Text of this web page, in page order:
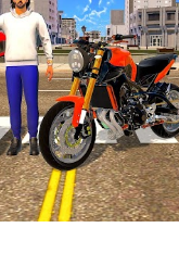
讓你輕鬆記錄下一
友分享或製作影片
和玩Indian Bike:
戲中，您將在另一
托車駕駛模擬器。
汽車旅遊遊戲中享